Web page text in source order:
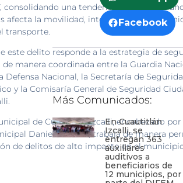
consolidando una tendencia a la baja en
afecta la movilidad, integridad y
transporte.
este delito responde a la estrategia de
manera coordinada entre la Guardia
Defensa Nacional, la Secretaría de
y la Comisaría General de Seguridad
de Cuautitlán Izcalli, encabezado por
Daniel Serrano, trabaja de manera
de delitos de alto impacto en el
Facebook
Más Comunicados:
En Cuautitlán
Izcalli, se
entregan 363
auxiliares
auditivos a
beneficiarios de
12 municipios, por